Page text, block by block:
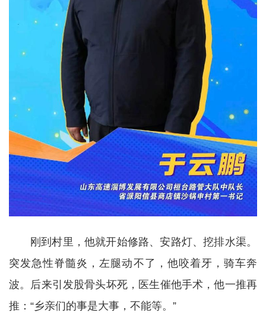
刚到村里，他就开始修路、安路灯、挖排水渠。
突发急性脊髓炎，左腿动不了，他咬着牙，骑车奔
波。后来引发股骨头坏死，医生催他手术，他一推再
推：“乡亲们的事是大事，不能等。”